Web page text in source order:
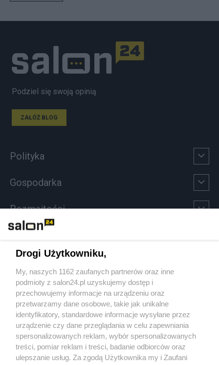
Podziel się swoją opinią
ZAŁÓŻ BLOG
Polityka
Gospodarka
Rozmaitości
Sport
Społeczeństwo
Kultura
X Facebook Instagram Youtube
Drogi Użytkowniku,
My, naszych 1162 zaufanych partnerów oraz inne
podmioty z salon24.pl uzyskujemy dostęp i
przechowujemy informacje na urządzeniu oraz
przetwarzamy dane osobowe, takie jak unikalne
identyfikatory, standardowe informacje wysyłane przez
urządzenie czy dane przeglądania w celu zapewniania
spersonalizowanych reklam, wybór spersonalizowanych
treści, pomiar reklam i treści, badanie odbiorców oraz
ulepszanie usług. Za zgodą Użytkownika my i Zaufani